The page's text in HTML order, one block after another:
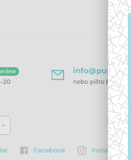
20 nebo pište kdykoliv
Facebook Instagram